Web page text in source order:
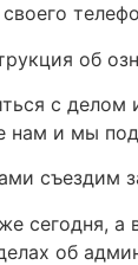
об
с
нам и мы
съездим
сегодня,
об